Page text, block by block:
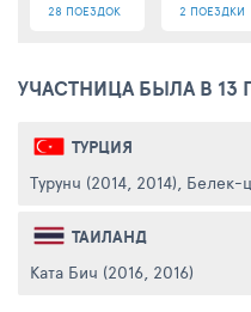
28 ПОЕЗДОК 2 ПОЕЗДКИ
УЧАСТНИЦА БЫЛА В 13
ТУРЦИЯ
Турунч (2014, 2014), Белек-
ТАИЛАНД
Ката Бич (2016, 2016)